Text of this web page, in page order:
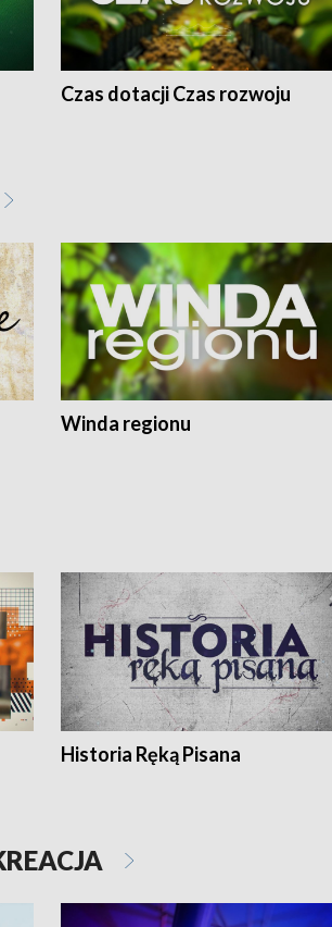
Czas dotacji Czas rozwoju
Winda regionu
Historia Ręką Pisana